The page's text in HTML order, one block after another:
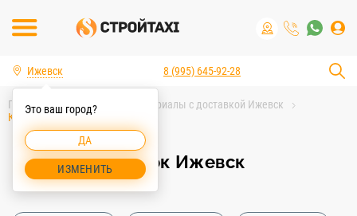
Ижевск
Это ваш город?
ДА
ИЗМЕНИТЬ
8 (995) 645-92-28
Главная
Строительные материалы с доставкой Ижевск
Карьерный песок Ижевск
Карьерный песок Ижевск